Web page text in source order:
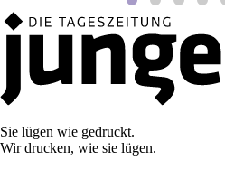
Sie lügen wie gedruckt.
Wir drucken, wie sie lügen.